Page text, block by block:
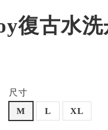
復古水
尺寸
M
L XL